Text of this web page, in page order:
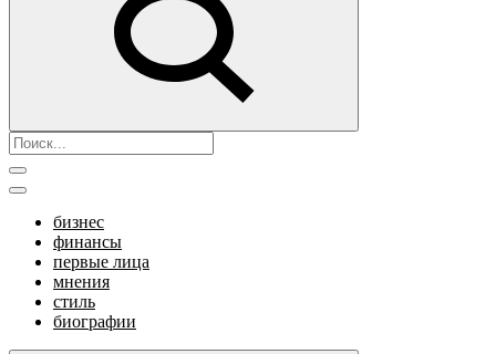
бизнес
финансы
первые лица
мнения
стиль
биографии